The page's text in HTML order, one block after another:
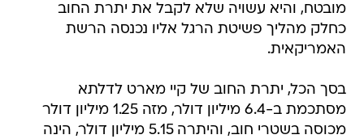
מובטח, והיא עשויה שלא לקבל את יתרת החוב
כחלק מהליך פשיטת הרגל אליו נכנסה הרשת
האמריקאית.
בסך הכל, יתרת החוב של קיי מארט לדלתא
מסתכמת ב-6.4 מיליון דולר, מזה 1.25 מיליון דולר
מכוסה בשטרי חוב, והיתרה 5.15 מיליון דולר, הינה